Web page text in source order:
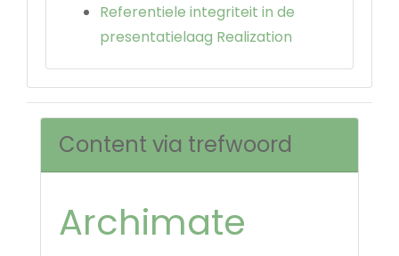
Referentiele integriteit in de
presentatielaag Realization
Content via trefwoord
Archimate